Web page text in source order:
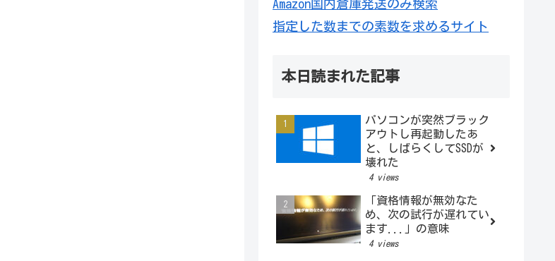
Amazon国内倉庫発送のみ検索
指定した数までの素数を求めるサイト
本日読まれた記事
パソコンが突然ブラック
アウトし再起動したあ
と、しばらくしてSSDが
壊れた
4 views
「資格情報が無効なた
め、次の試行が遅れてい
ます...」の意味
4 views